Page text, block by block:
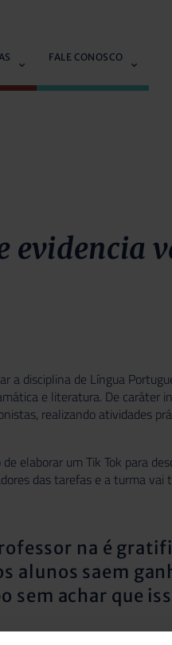
FALE CONOSCO
evidencia
a disciplina de Língua
e literatura. De caráter
realizando atividades
elaborar um Tik Tok para
das tarefas e a turma
na é
alunos saem
sem achar que